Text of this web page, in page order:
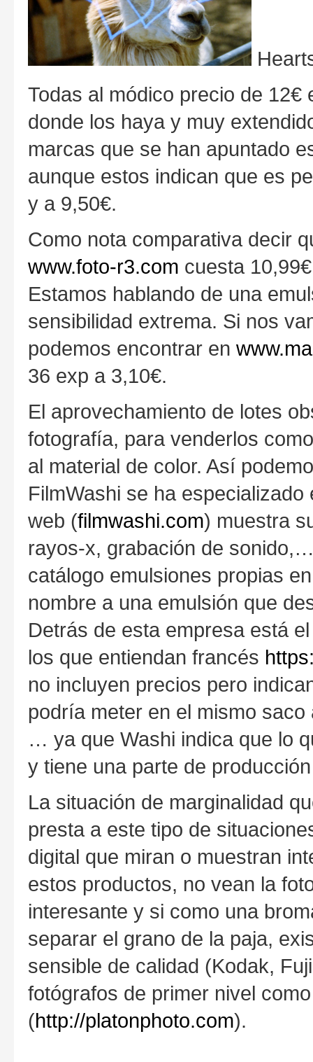
Todas al módico precio de
donde los haya y muy
marcas que se han apuntado
aunque estos indican que es
y a 9,50€.
Como nota comparativa decir
www.foto-r3.com cuesta
Estamos hablando de una
sensibilidad extrema. Si nos
podemos encontrar en
36 exp a 3,10€.
El aprovechamiento de lotes
fotografía, para venderlos
al material de color. Así
FilmWashi se ha
web (filmwashi.com) muestra
rayos-x, grabación de
catálogo emulsiones propias
nombre a una emulsión que
Detrás de esta empresa está
los que entiendan francés
no incluyen precios pero
podría meter en el mismo
… ya que Washi indica que lo
y tiene una parte de
La situación de marginalidad
presta a este tipo de
digital que miran o muestran
estos productos, no vean la
interesante y si como una
separar el grano de la paja,
sensible de calidad (Kodak,
fotógrafos de primer nivel
(http://platonphoto.com).